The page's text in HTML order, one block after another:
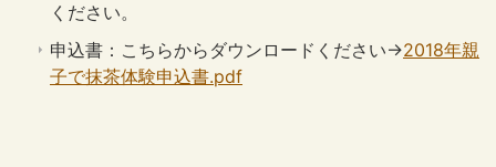
ください。
申込書：こちらからダウンロードください→2018年親
子で抹茶体験申込書.pdf